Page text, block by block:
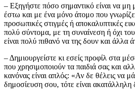
– Εξηγήστε πόσο σημαντικό είναι να μη
έστω και με ένα μόνο άτομο που
προσωπικές στιγμές ή αποκαλυπτικές
πολύ σύντομα, με τη συναίνεση ή όχι
είναι πολύ πιθανό να της δουν και άλλα
– Δημιουργείστε κι εσείς προφίλ στα
που χρησιμοποιούν τα παιδιά σας και
κανόνας είναι απλός: «Αν δε θέλεις να
δημοσίευση σου, τότε είναι